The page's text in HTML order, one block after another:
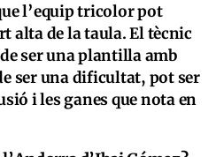
l’equip tricolor pot
alta de la taula. El tècnic
ser una plantilla amb
ser una dificultat, pot ser
i les ganes que nota en